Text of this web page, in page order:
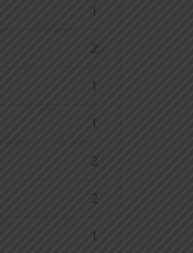
1
2
1
1
2
2
1